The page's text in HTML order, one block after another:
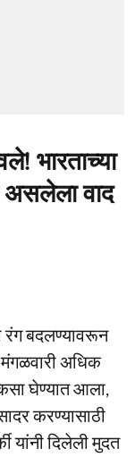
भारताच्या
वाद
रंग बदलण्यावरून
मंगळवारी अधिक
घेण्यात आला,
करण्यासाठी
यांनी दिलेली मुदत